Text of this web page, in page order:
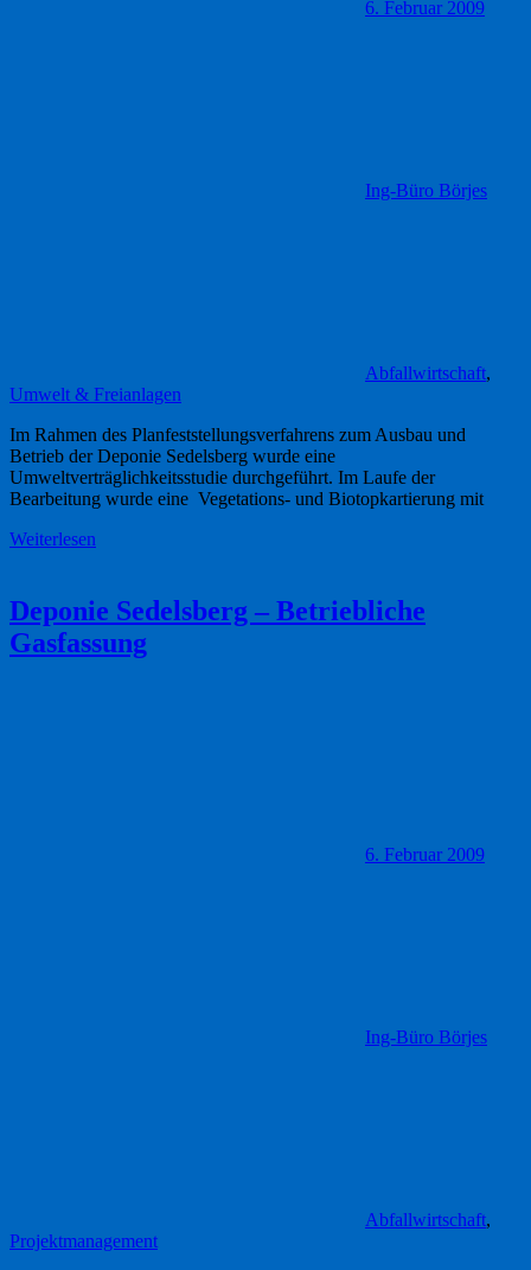
6. Februar 2009
Ing-Büro Börjes
Abfallwirtschaft,
Umwelt & Freianlagen
Im Rahmen des Planfeststellungsverfahrens zum Ausbau und
Betrieb der Deponie Sedelsberg wurde eine
Umweltverträglichkeitsstudie durchgeführt. Im Laufe der
Bearbeitung wurde eine Vegetations- und Biotopkartierung mit
Weiterlesen
Deponie Sedelsberg – Betriebliche
Gasfassung
6. Februar 2009
Ing-Büro Börjes
Abfallwirtschaft,
Projektmanagement